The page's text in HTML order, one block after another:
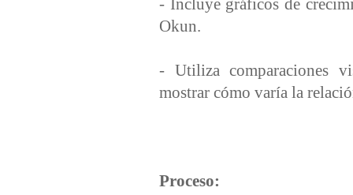
- Incluye gráficos de
Okun.
- Utiliza comparaciones
mostrar cómo varía la
Proceso: